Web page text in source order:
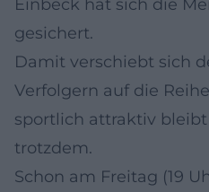
Einbeck hat sich die
gesichert.
Damit verschiebt sich
Verfolgern auf die
sportlich attraktiv
trotzdem.
Schon am Freitag (19